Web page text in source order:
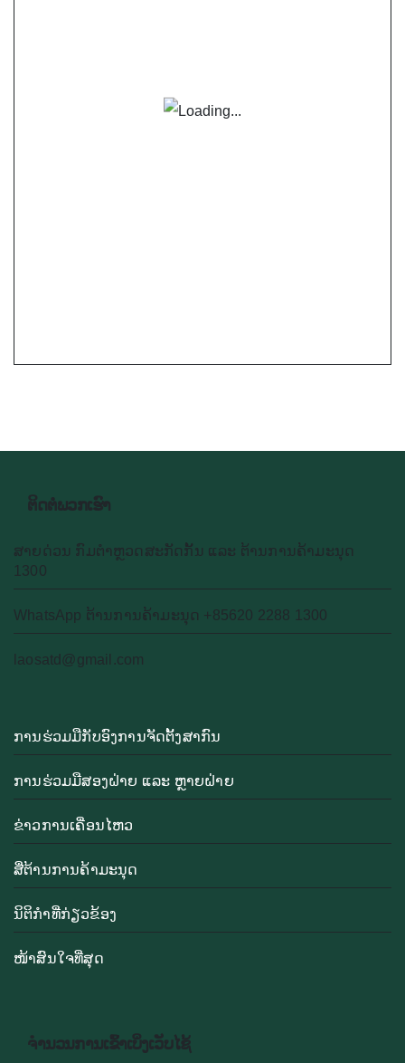
ຕິດຕໍ່ພວກເຮົາ
ສາຍດ່ວນ ກົມຕຳຫຼວດສະກັດກັ້ນ ແລະ ຕ້ານການຄ້າມະນຸດ
1300
WhatsApp ຕ້ານການຄ້າມະນຸດ +85620 2288 1300
laosatd@gmail.com
ການຮ່ວມມືກັບອົງການຈັດຕັ້ງສາກົນ
ການຮ່ວມມືສອງຝ່າຍ ແລະ ຫຼາຍຝ່າຍ
ຂ່າວການເຄື່ອນໄຫວ
ສື່ຕ້ານການຄ້າມະນຸດ
ນິຕິກຳທີ່ກ່ຽວຂ້ອງ
ໜ້າສົນໃຈທີ່ສຸດ
ຈຳນວນການເຂົ້າເບິ່ງເວັບໄຊ້